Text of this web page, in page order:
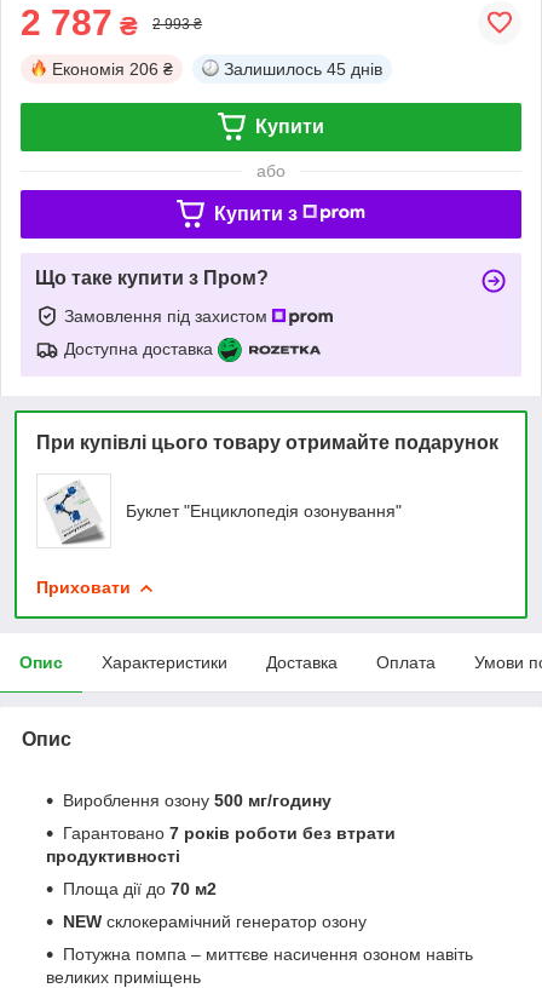
2 787 ₴ 2 993 ₴
Економія 206 ₴ Залишилось 45 днів
Купити
або
Купити з
Що таке купити з Пром?
Замовлення під захистом
Доступна доставка
При купівлі цього товару отримайте подарунок
Буклет "Енциклопедія озонування"
Приховати
Опис Характеристики Доставка Оплата Умови
Опис
Вироблення озону 500 мг/годину
Гарантовано 7 років роботи без втрати
продуктивності
Площа дії до 70 м2
NEW склокерамічний генератор озону
Потужна помпа – миттєве насичення озоном навіть
великих приміщень